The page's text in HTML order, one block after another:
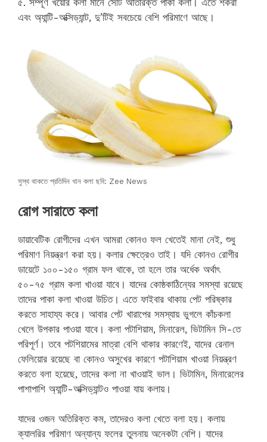
৫. সম্পূর্ণ খয়েরি কলা মানে সেটি অতিরিক্ত পাকা কলা। এতে শর্করা
এবং অ্যান্টি-অক্সিড্যান্ট, দু’টিই সবচেয়ে বেশি পরিমাণে আছে।
সুস্থ থাকতে প্রতিদিন খান কলা ছবি: Zee News
রোগ সারাতে কলা
ডায়াবেটিক রোগীদের এখন আমরা কোনও ফল খেতেই মানা নেই, শুধু
পরিমাণ নিয়ন্ত্রণ করা হয়। কলার ক্ষেত্রেও তাই। যদি কোনও রোগীর
ডায়েটে ১০০-১৫০ গ্রাম ফল থাকে, তা হলে তার অর্ধেক অর্থাৎ
৫০-৭৫ গ্রাম কলা খাওয়া যাবে। যাদের কোষ্ঠকাঠিন্যের সমস্যা রয়েছে
তাদের পাকা কলা খাওয়া উচিত। এতে ফাইবার থাকায় পেট পরিষ্কার
করতে সাহায্য করে। আবার পেট খারাপের সমস্যায় ভুগলে কাঁচকলা
খেলে উপকার পাওয়া যাবে। কলা পটাশিয়াম, মিনারেল, ভিটামিন সি-তে
পরিপূর্ণ। তবে পটশিয়ামের মাত্রা বেশি থাকার কারণেই, যাদের রেনাল
ফেলিয়োর রয়েছে বা কোনও অসুখের কারণে পটাশিয়াম খাওয়া নিয়ন্ত্রণ
করতে বলা হয়েছে, তাদের কলা না খাওয়াই ভাল। ভিটামিন, মিনারেলের
পাশাপাশি অ্যান্টি-অক্সিড্যান্টও পাওয়া যায় কলায়।
যাদের ওজন অতিরিক্ত কম, তাদেরও কলা খেতে বলা হয়। কলায়
ক্যালরির পরিমাণ অন্যান্য ফলের তুলনায় অনেকটা বেশি। যাদের